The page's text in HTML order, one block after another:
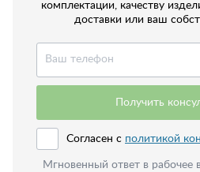
комплектации, качеству
доставки или ваш
Получить
Согласен с политикой
Мгновенный ответ в рабочее